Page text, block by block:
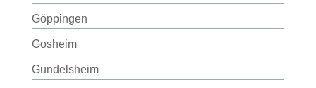
Göppingen
Gosheim
Gundelsheim